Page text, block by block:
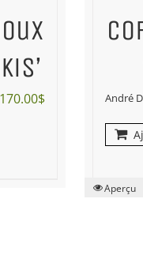
170.00$ André
Aperçu